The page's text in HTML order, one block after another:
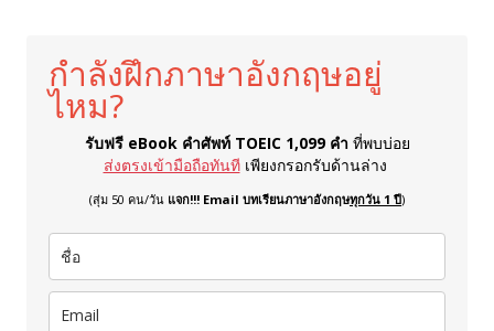
กำลังฝึกภาษาอังกฤษอยู่
ไหม?
รับฟรี eBook คำศัพท์ TOEIC 1,099 คำ ที่พบบ่อย
ส่งตรงเข้ามือถือทันที เพียงกรอกรับด้านล่าง
(สุ่ม 50 คน/วัน แจก!!! Email บทเรียนภาษาอังกฤษทุกวัน 1 ปี)